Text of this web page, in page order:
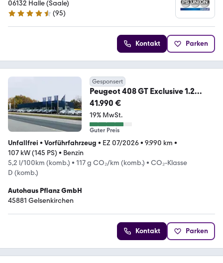
06132 Halle (Saale)
4.6 Sterne
(95)
Kontakt Parken
Gesponsert
Peugeot 408 GT Exclusive 1.2
Hybrid 145 *PANO*360°KA...
41.990 €
19% MwSt.
Guter Preis
Unfallfrei • Vorführfahrzeug • EZ 07/2026• 9.990 km •
107 kW (145 PS) • Benzin
5,2 l/100km (komb.) • 117 g CO₂/km (komb.) • CO₂-Klasse
D (komb.)
Autohaus Pflanz GmbH
45881 Gelsenkirchen
Kontakt Parken